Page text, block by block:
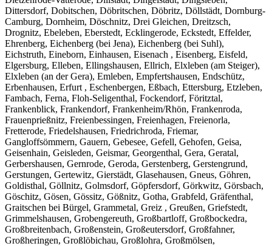
Dittersdorf, Dobitschen, Döbritschen, Döbritz, Döllstädt, Dornburg-
Camburg, Dornheim, Döschnitz, Drei Gleichen, Dreitzsch,
Drognitz, Ebeleben, Eberstedt, Ecklingerode, Eckstedt, Effelder,
Ehrenberg, Eichenberg (bei Jena), Eichenberg (bei Suhl),
Eichstruth, Eineborn, Einhausen, Eisenach , Eisenberg, Eisfeld,
Elgersburg, Elleben, Ellingshausen, Ellrich, Elxleben (am Steiger),
Elxleben (an der Gera), Emleben, Empfertshausen, Endschütz,
Erbenhausen, Erfurt , Eschenbergen, Eßbach, Ettersburg, Etzleben,
Fambach, Ferna, Floh-Seligenthal, Fockendorf, Föritztal,
Frankenblick, Frankendorf, Frankenheim/Rhön, Frankenroda,
Frauenprießnitz, Freienbessingen, Freienhagen, Freienorla,
Fretterode, Friedelshausen, Friedrichroda, Friemar,
Gangloffsömmern, Gauern, Gebesee, Gefell, Gehofen, Geisa,
Geisenhain, Geisleden, Geismar, Georgenthal, Gera, Geratal,
Gerbershausen, Gernrode, Geroda, Gerstenberg, Gerstengrund,
Gerstungen, Gertewitz, Gierstädt, Glasehausen, Gneus, Göhren,
Goldisthal, Göllnitz, Golmsdorf, Göpfersdorf, Görkwitz, Görsbach,
Göschitz, Gösen, Gössitz, Gößnitz, Gotha, Grabfeld, Gräfenthal,
Graitschen bei Bürgel, Grammetal, Greiz , Greußen, Griefstedt,
Grimmelshausen, Grobengereuth, Großbartloff, Großbockedra,
Großbreitenbach, Großenstein, Großeutersdorf, Großfahner,
Großheringen, Großlöbichau, Großlohra, Großmölsen,